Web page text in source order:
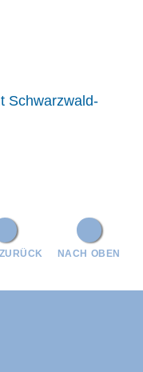
Schwarzwald-
NACH OBEN